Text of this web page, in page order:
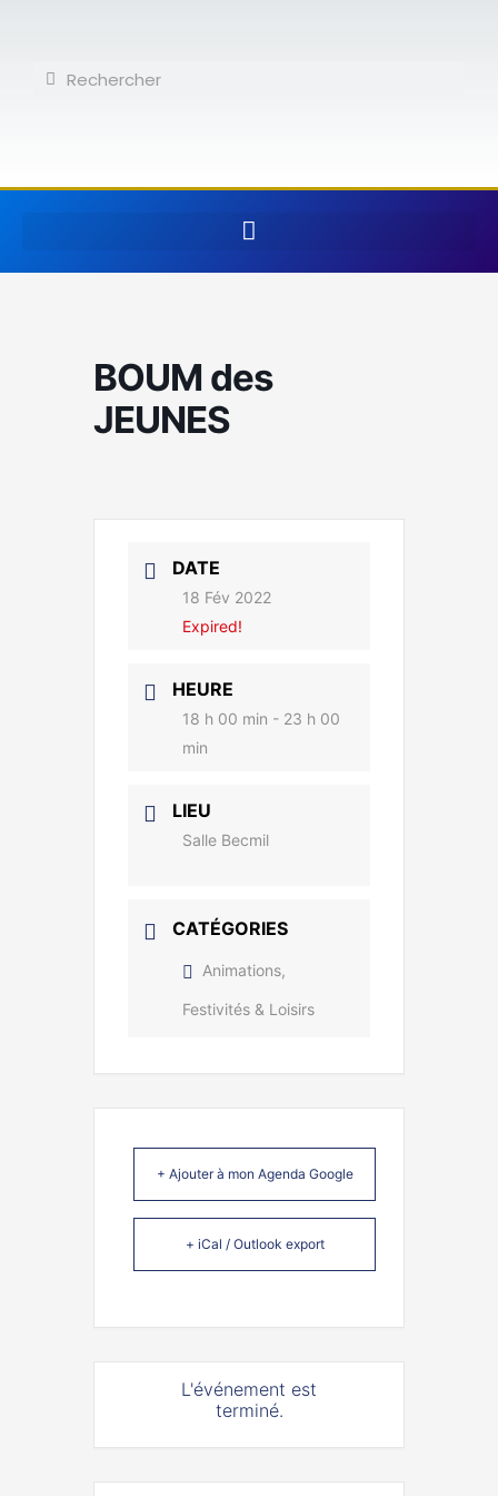
contenuRechercher
Rechercher
BOUM des
JEUNES
DATE
18 Fév 2022
Expired!
HEURE
18 h 00 min - 23 h 00
min
LIEU
Salle Becmil
CATÉGORIES
Animations,
Festivités & Loisirs
+ Ajouter à mon Agenda Google
+ iCal / Outlook export
L'événement est
terminé.